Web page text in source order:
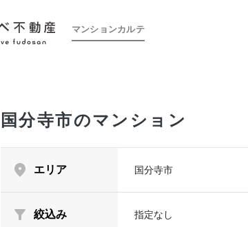
マンションカルテ
国分寺市のマンション
エリア 国分寺市
絞込み 指定なし